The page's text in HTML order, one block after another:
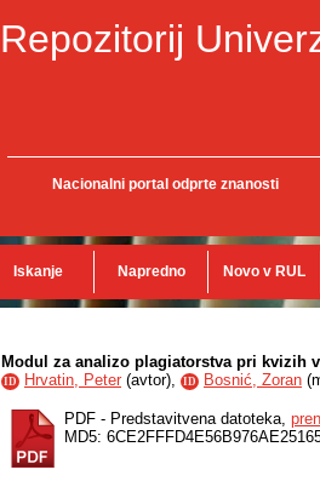
Repozitorij
Nacionalni portal odprte znanosti
Iskanje Napredno Novo v RUL
Modul za analizo plagiatorstva pri kvizih
ID Hrvatin, Peter (avtor), ID Bosnić, Zoran (
PDF - Predstavitvena datoteka,
MD5: